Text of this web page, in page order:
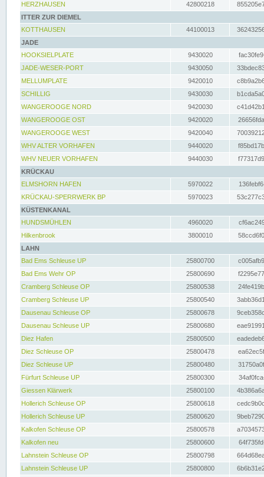
HERZHAUSEN
42800218
ITTER ZUR DIEMEL
KOTTHAUSEN
44100013
JADE
HOOKSIELPLATE
9430020
JADE-WESER-PORT
9430050
MELLUMPLATE
9420010
SCHILLIG
9430030
WANGEROOGE NORD
9420030
WANGEROOGE OST
9420020
WANGEROOGE WEST
9420040
WHV ALTER VORHAFEN
9440020
WHV NEUER VORHAFEN
9440030
KRÜCKAU
ELMSHORN HAFEN
5970022
KRÜCKAU-SPERRWERK BP
5970023
KÜSTENKANAL
HUNDSMÜHLEN
4960020
Hilkenbrook
3800010
LAHN
Bad Ems Schleuse UP
25800700
Bad Ems Wehr OP
25800690
Cramberg Schleuse OP
25800538
Cramberg Schleuse UP
25800540
Dausenau Schleuse OP
25800678
Dausenau Schleuse UP
25800680
Diez Hafen
25800500
Diez Schleuse OP
25800478
Diez Schleuse UP
25800480
Fürfurt Schleuse UP
25800300
Giessen Klärwerk
25800100
Hollerich Schleuse OP
25800618
Hollerich Schleuse UP
25800620
Kalkofen Schleuse OP
25800578
Kalkofen neu
25800600
Lahnstein Schleuse OP
25800798
Lahnstein Schleuse UP
25800800